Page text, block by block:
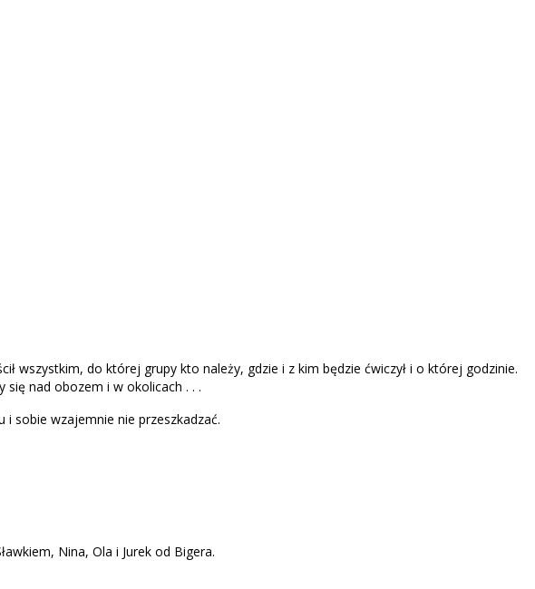
wszystkim, do której grupy kto należy, gdzie i z kim będzie ćwiczył i o której godzinie.
się nad obozem i w okolicach . . .
sobie wzajemnie nie przeszkadzać.
Nina, Ola i Jurek od Bigera.